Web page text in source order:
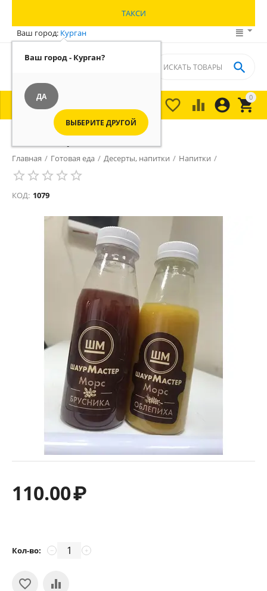
ТАКСИ
Ваш город: Курган
Ваш город - Курган?
ДА
ВЫБЕРИТЕ ДРУГОЙ
0


 

 МЕНЮ
МОРС 0,33
Главная / Готовая еда / Десерты, напитки / Напитки /
КОД: 1079
110.00₽
Кол-во: +
−